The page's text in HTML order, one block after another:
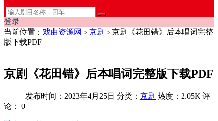
登录
当前位置： 戏曲资源网 > 京剧 > 京剧《花田错》后本唱词完整
版下载PDF
京剧《花田错》后本唱词完整版下载PDF
发布时间：2023年4月25日 分类： 京剧 热度：2.05K 评
论：
0